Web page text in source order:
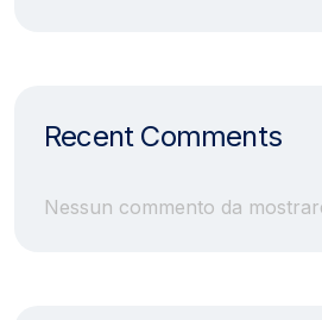
Recent Comments
Nessun commento da